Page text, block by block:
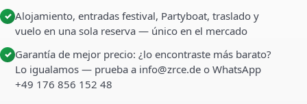
✓ Alojamiento, entradas festival, Partyboat, traslado y
vuelo en una sola reserva — único en el mercado
✓ Garantía de mejor precio: ¿lo encontraste más barato?
Lo igualamos — prueba a info@zrce.de o WhatsApp
+49 176 856 152 48